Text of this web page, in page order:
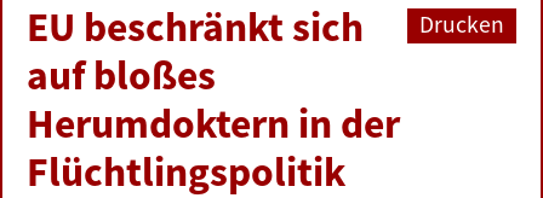
BUNDESTAG
PRESSE
ZUR PERSON
Drucken
EU beschränkt sich
auf bloßes
Herumdoktern in der
Flüchtlingspolitik